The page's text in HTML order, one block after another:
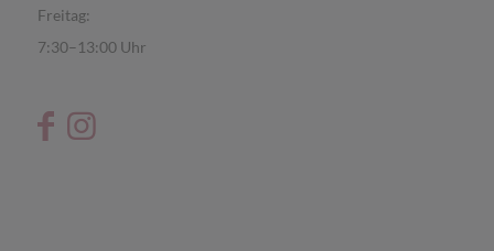
Freitag:
7:30–13:00 Uhr